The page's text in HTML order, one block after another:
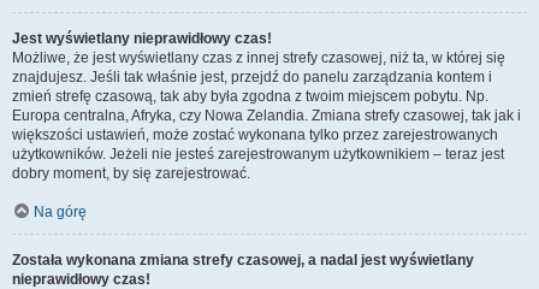
Jest wyświetlany nieprawidłowy czas!
Możliwe, że jest wyświetlany czas z innej strefy czasowej, niż ta, w której się
znajdujesz. Jeśli tak właśnie jest, przejdź do panelu zarządzania kontem i
zmień strefę czasową, tak aby była zgodna z twoim miejscem pobytu. Np.
Europa centralna, Afryka, czy Nowa Zelandia. Zmiana strefy czasowej, tak jak i
większości ustawień, może zostać wykonana tylko przez zarejestrowanych
użytkowników. Jeżeli nie jesteś zarejestrowanym użytkownikiem – teraz jest
dobry moment, by się zarejestrować.
Na górę
Została wykonana zmiana strefy czasowej, a nadal jest wyświetlany
nieprawidłowy czas!